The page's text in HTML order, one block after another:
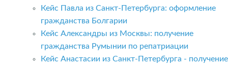
Кейс Павла из Санкт-Петербурга: оформление
гражданства Болгарии
Кейс Александры из Москвы: получение
гражданства Румынии по репатриации
Кейс Анастасии из Санкт-Петербурга - получение